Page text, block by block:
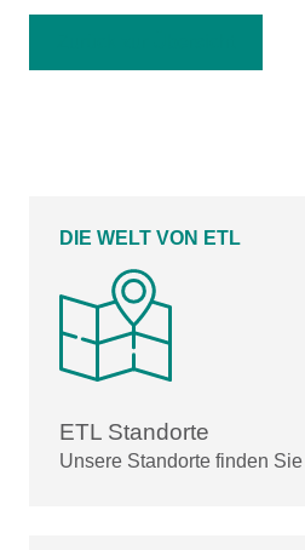
DIE WELT VON ETL
ETL Standorte
Unsere Standorte finden Sie